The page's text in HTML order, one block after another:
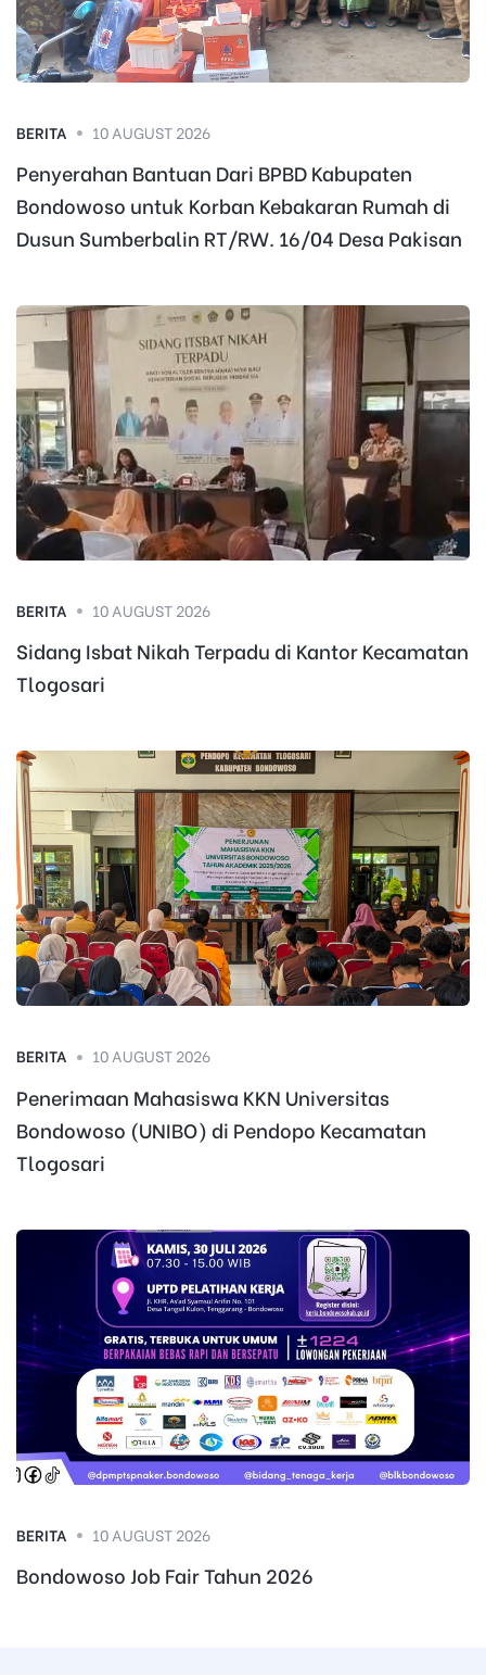
BERITA 10 AUGUST 2026
Penyerahan Bantuan Dari BPBD Kabupaten
Bondowoso untuk Korban Kebakaran Rumah di
Dusun Sumberbalin RT/RW. 16/04 Desa Pakisan
BERITA 10 AUGUST 2026
Sidang Isbat Nikah Terpadu di Kantor Kecamatan
Tlogosari
BERITA 10 AUGUST 2026
Penerimaan Mahasiswa KKN Universitas
Bondowoso (UNIBO) di Pendopo Kecamatan
Tlogosari
BERITA 10 AUGUST 2026
Bondowoso Job Fair Tahun 2026